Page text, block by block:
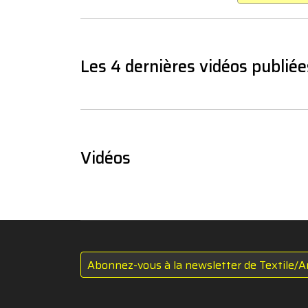
Les 4 dernières vidéos
Vidéos
Abonnez-vous à la newsletter de Textile/